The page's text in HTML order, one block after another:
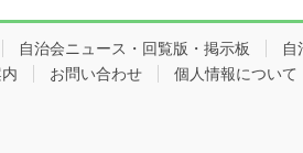
自治会ニュース・回覧版・掲示板 自
お問い合わせ 個人情報について